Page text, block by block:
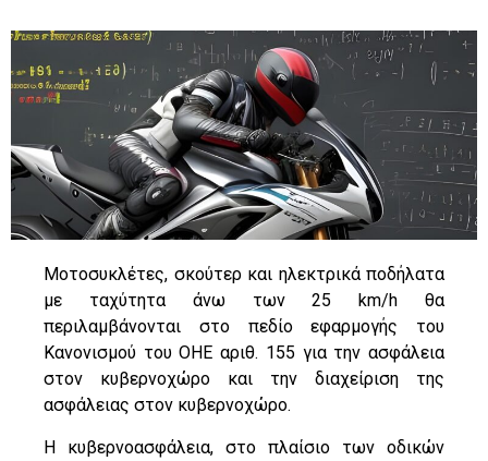
Μοτοσυκλέτες, σκούτερ και ηλεκτρικά ποδήλατα
με ταχύτητα άνω των 25 km/h θα
περιλαμβάνονται στο πεδίο εφαρμογής του
Κανονισμού του ΟΗΕ αριθ. 155 για την ασφάλεια
στον κυβερνοχώρο και την διαχείριση της
ασφάλειας στον κυβερνοχώρο.
Η κυβερνοασφάλεια, στο πλαίσιο των οδικών